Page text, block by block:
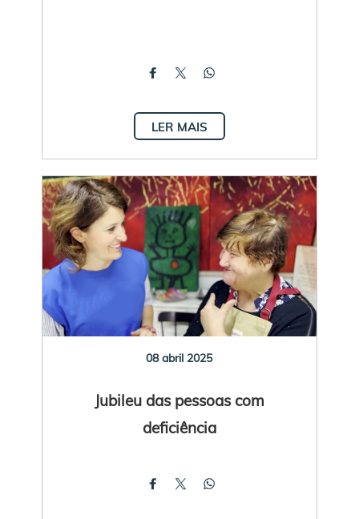
LER MAIS
08 abril 2025
Jubileu das pessoas com
deficiência